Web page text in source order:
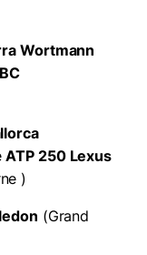
Wortmann
ATP 250 Lexus
)
(Grand